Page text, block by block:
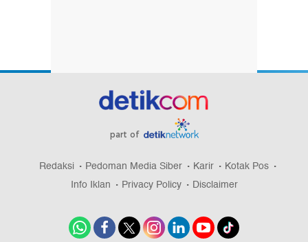
part of
Redaksi Pedoman Media Siber Karir
Kotak Pos
Info Iklan
Privacy Policy Disclaimer